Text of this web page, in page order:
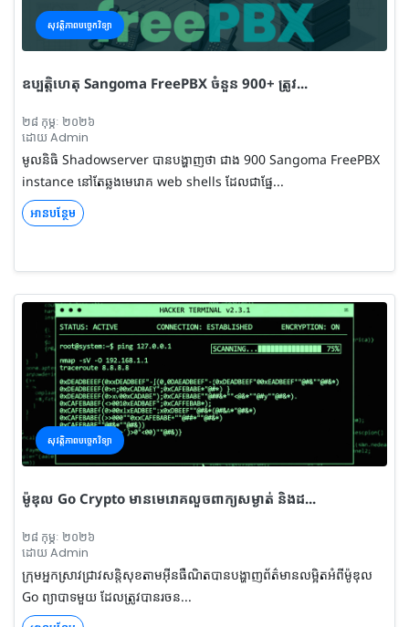
សុវត្តិភាពបច្ចេកវិទ្យា
ឧប្បត្តិហេតុ Sangoma FreePBX ចំនួន 900+ ត្រូវ...
២៨ កុម្ភៈ ២០២៦
ដោយ Admin
មូលនិធិ Shadowserver បានបង្ហាញថា ជាង 900 Sangoma FreePBX
instance នៅតែឆ្លងមេរោគ web shells ដែលជាផ្នែ...
អានបន្ថែម
សុវត្តិភាពបច្ចេកវិទ្យា
ម៉ូឌុល Go Crypto មានមេរោគលួចពាក្យសម្ងាត់ និងដ...
២៨ កុម្ភៈ ២០២៦
ដោយ Admin
ក្រុមអ្នកស្រាវជ្រាវសន្តិសុខតាមអ៊ីនធឺណិតបានបង្ហាញព័ត៌មានលម្អិតអំពីម៉ូឌុល
Go ព្យាបាទមួយ ដែលត្រូវបានរចន...